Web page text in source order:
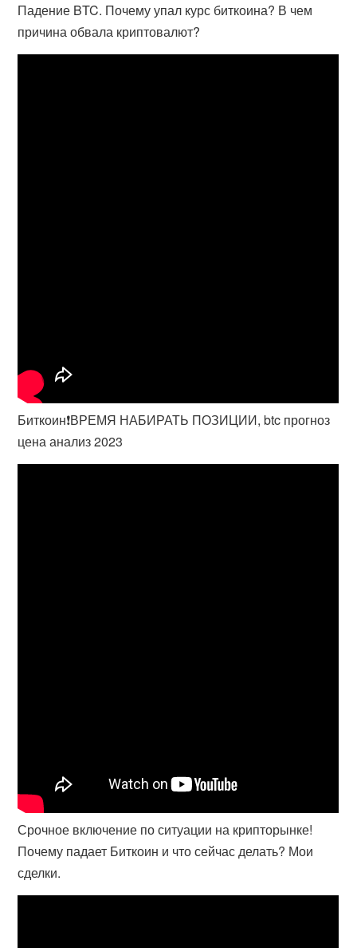
Падение BTC. Почему упал курс биткоина? В чем
причина обвала криптовалют?
Биткоин❗️ВРЕМЯ НАБИРАТЬ ПОЗИЦИИ, btc прогноз
цена анализ 2023
Срочное включение по ситуации на крипторынке!
Почему падает Биткоин и что сейчас делать? Мои
сделки.